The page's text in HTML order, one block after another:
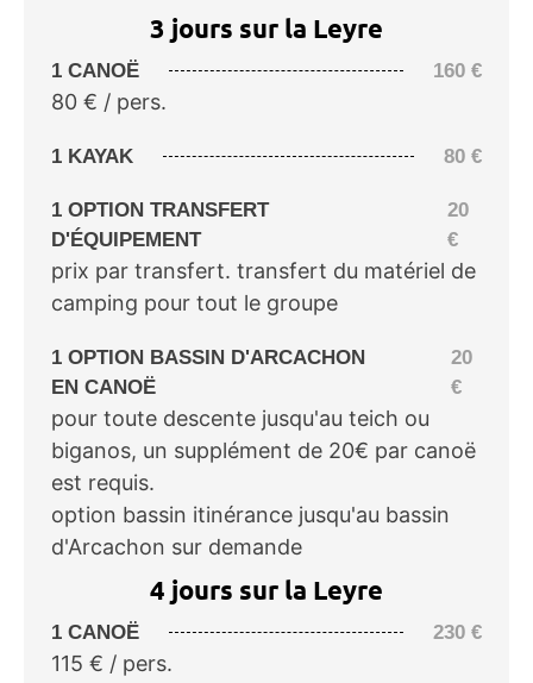
3 jours sur la Leyre
1 CANOË 160 €
80 € / pers.
1 KAYAK 80 €
1 OPTION TRANSFERT
D'ÉQUIPEMENT
20
€
prix par transfert. transfert du matériel de
camping pour tout le groupe
1 OPTION BASSIN D'ARCACHON
EN CANOË
20
€
pour toute descente jusqu'au teich ou
biganos, un supplément de 20€ par canoë
est requis.
option bassin itinérance jusqu'au bassin
d'Arcachon sur demande
4 jours sur la Leyre
1 CANOË 230 €
115 € / pers.